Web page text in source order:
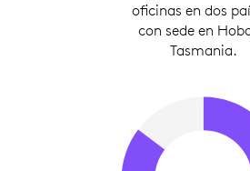
oficinas en dos
con sede en
Tasmania.